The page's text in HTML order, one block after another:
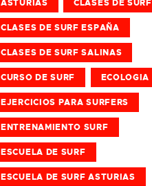
ASTURIAS CLASES DE SURF
CLASES DE SURF ESPAÑA
CLASES DE SURF SALINAS
CURSO DE SURF ECOLOGIA
EJERCICIOS PARA SURFERS
ENTRENAMIENTO SURF
ESCUELA DE SURF
ESCUELA DE SURF ASTURIAS